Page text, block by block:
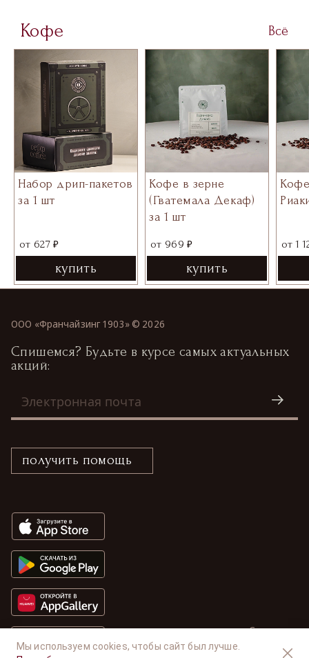
Кофе Всё
Набор дрип-пакетов
за 1 шт
от 627 ₽
купить
Кофе в зерне
(Гватемала Декаф)
за 1 шт
от 969 ₽
купить
от 1
Мы используем cookies, чтобы сайт был лучше.
ООО «Франчайзинг 1903» © 2026
Спишемся? Будьте в курсе самых актуальных
акций:
получить помощь
RuStore
Сделано в